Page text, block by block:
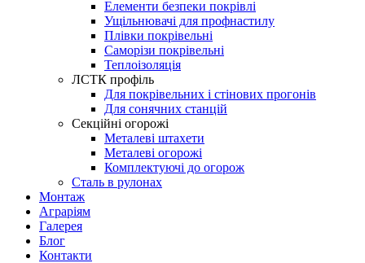
Елементи безпеки покрівлі
Ущільнювачі для профнастилу
Плівки покрівельні
Саморізи покрівельні
Теплоізоляція
ЛСТК профіль
Для покрівельних і стінових прогонів
Для сонячних станцій
Секційні огорожі
Металеві штахети
Металеві огорожі
Комплектуючі до огорож
Сталь в рулонах
Монтаж
Аграріям
Галерея
Блог
Контакти